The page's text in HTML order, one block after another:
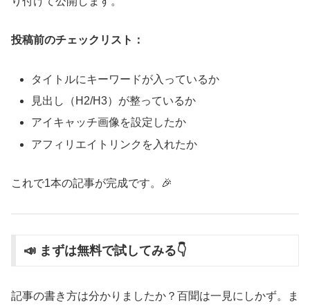
投稿前のチェックリスト：
タイトルにキーワードが入っているか
見出し（H2/H3）が整っているか
アイキャッチ画像を設定したか
アフィリエイトリンクを入れたか
これで1本の記事が完成です。🎉
📣 まずは無料で試してみる👇
記事の書き方は分かりましたか？百聞は一見にしかず。ま